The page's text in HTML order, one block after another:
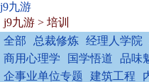
j9九游
j9九游 > 培训
全部
总裁修炼 经理人学院
商用心理学
国学悟道 品味
企事业单位专题
建筑工程